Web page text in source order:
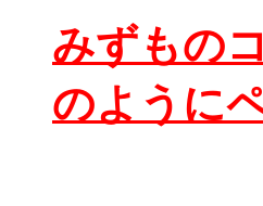
みずもの
のように